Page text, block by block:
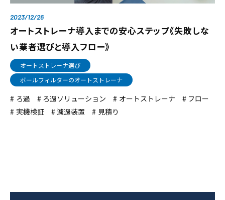
2023/12/26
オートストレーナ導入までの安心ステップ《失敗しな
い業者選びと導入フロー》
オートストレーナ選び
ボールフィルターのオートストレーナ
ろ過 ろ過ソリューション オートストレーナ
フロー
実機検証
濾過装置 見積り